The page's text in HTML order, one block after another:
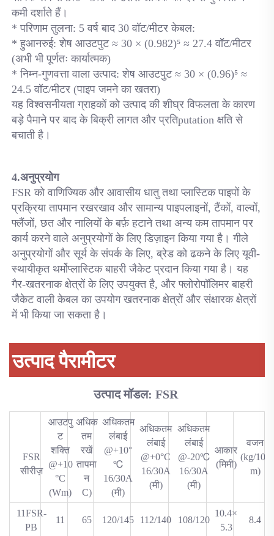
कमी दर्शाते हैं।
* परिणाम तुलना: 5 वर्ष बाद 30 वॉट/मीटर केबल:
* हुआनरुई: शेष आउटपुट ≈ 30 × (0.982)⁵ ≈ 27.4 वॉट/मीटर
(अभी भी पूर्णतः कार्यात्मक)
* निम्न-गुणवत्ता वाला उत्पाद: शेष आउटपुट ≈ 30 × (0.96)⁵ ≈
24.5 वॉट/मीटर (पाइप जमने का खतरा)
यह विश्वसनीयता ग्राहकों को उत्पाद की शीघ्र विफलता के कारण
बड़े पैमाने पर बाद के बिक्री लागत और प्रतिputation क्षति से
बचाती है।
4.अनुप्रयोग
FSR को वाणिज्यिक और आवासीय धातु तथा प्लास्टिक पाइपों के
प्रक्रिया तापमान रखरखाव और सामान्य पाइपलाइनों, टैंकों, वाल्वों,
फ्लैंजों, छत और नालियों के बर्फ़ हटाने तथा अन्य कम तापमान पर
कार्य करने वाले अनुप्रयोगों के लिए डिज़ाइन किया गया है। गीले
अनुप्रयोगों और सूर्य के संपर्क के लिए, ब्रेड को ढकने के लिए यूवी-
स्थायीकृत थर्मोप्लास्टिक बाहरी जैकेट प्रदान किया गया है। यह
गैर-खतरनाक क्षेत्रों के लिए उपयुक्त है, और फ्लोरोपॉलिमर बाहरी
जैकेट वाली केबल का उपयोग खतरनाक क्षेत्रों और संक्षारक क्षेत्रों
में भी किया जा सकता है।
उत्पाद पैरामीटर
उत्पाद मॉडल: FSR
FSR
सीरीज़
आउटपु
ट
शक्ति
@+10
°C
(Wm)
अधिक
तम
रखें
तापमा
न
C)
अधिकतम
लंबाई
@+10°
℃
16/30A
(मी)
अधिकतम
लंबाई
@+0°C
16/30A
(मी)
अधिकतम
लंबाई
@-20℃
16/30A
(मी)
आकार
(मिमी)
वजन
(kg/100
m)
11FSR-
PB
11 65 120/145 112/140 108/120
10.4×
5.3
8.4